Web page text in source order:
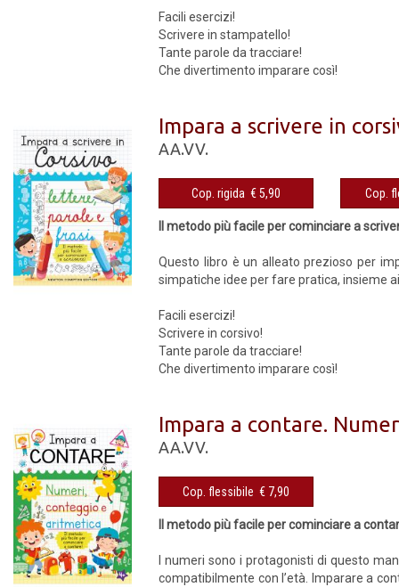
Facili esercizi!
Scrivere in stampatello!
Tante parole da tracciare!
Che divertimento imparare così!
Impara a scrivere in
AA.VV.
Cop. rigida € 5,90
Il metodo più facile per cominciare a
Questo libro è un alleato prezioso per
simpatiche idee per fare pratica, insieme
Facili esercizi!
Scrivere in corsivo!
Tante parole da tracciare!
Che divertimento imparare così!
Impara a contare.
AA.VV.
Cop. flessibile € 7,90
Il metodo più facile per cominciare a
I numeri sono i protagonisti di questo
compatibilmente con l’età. Imparare a